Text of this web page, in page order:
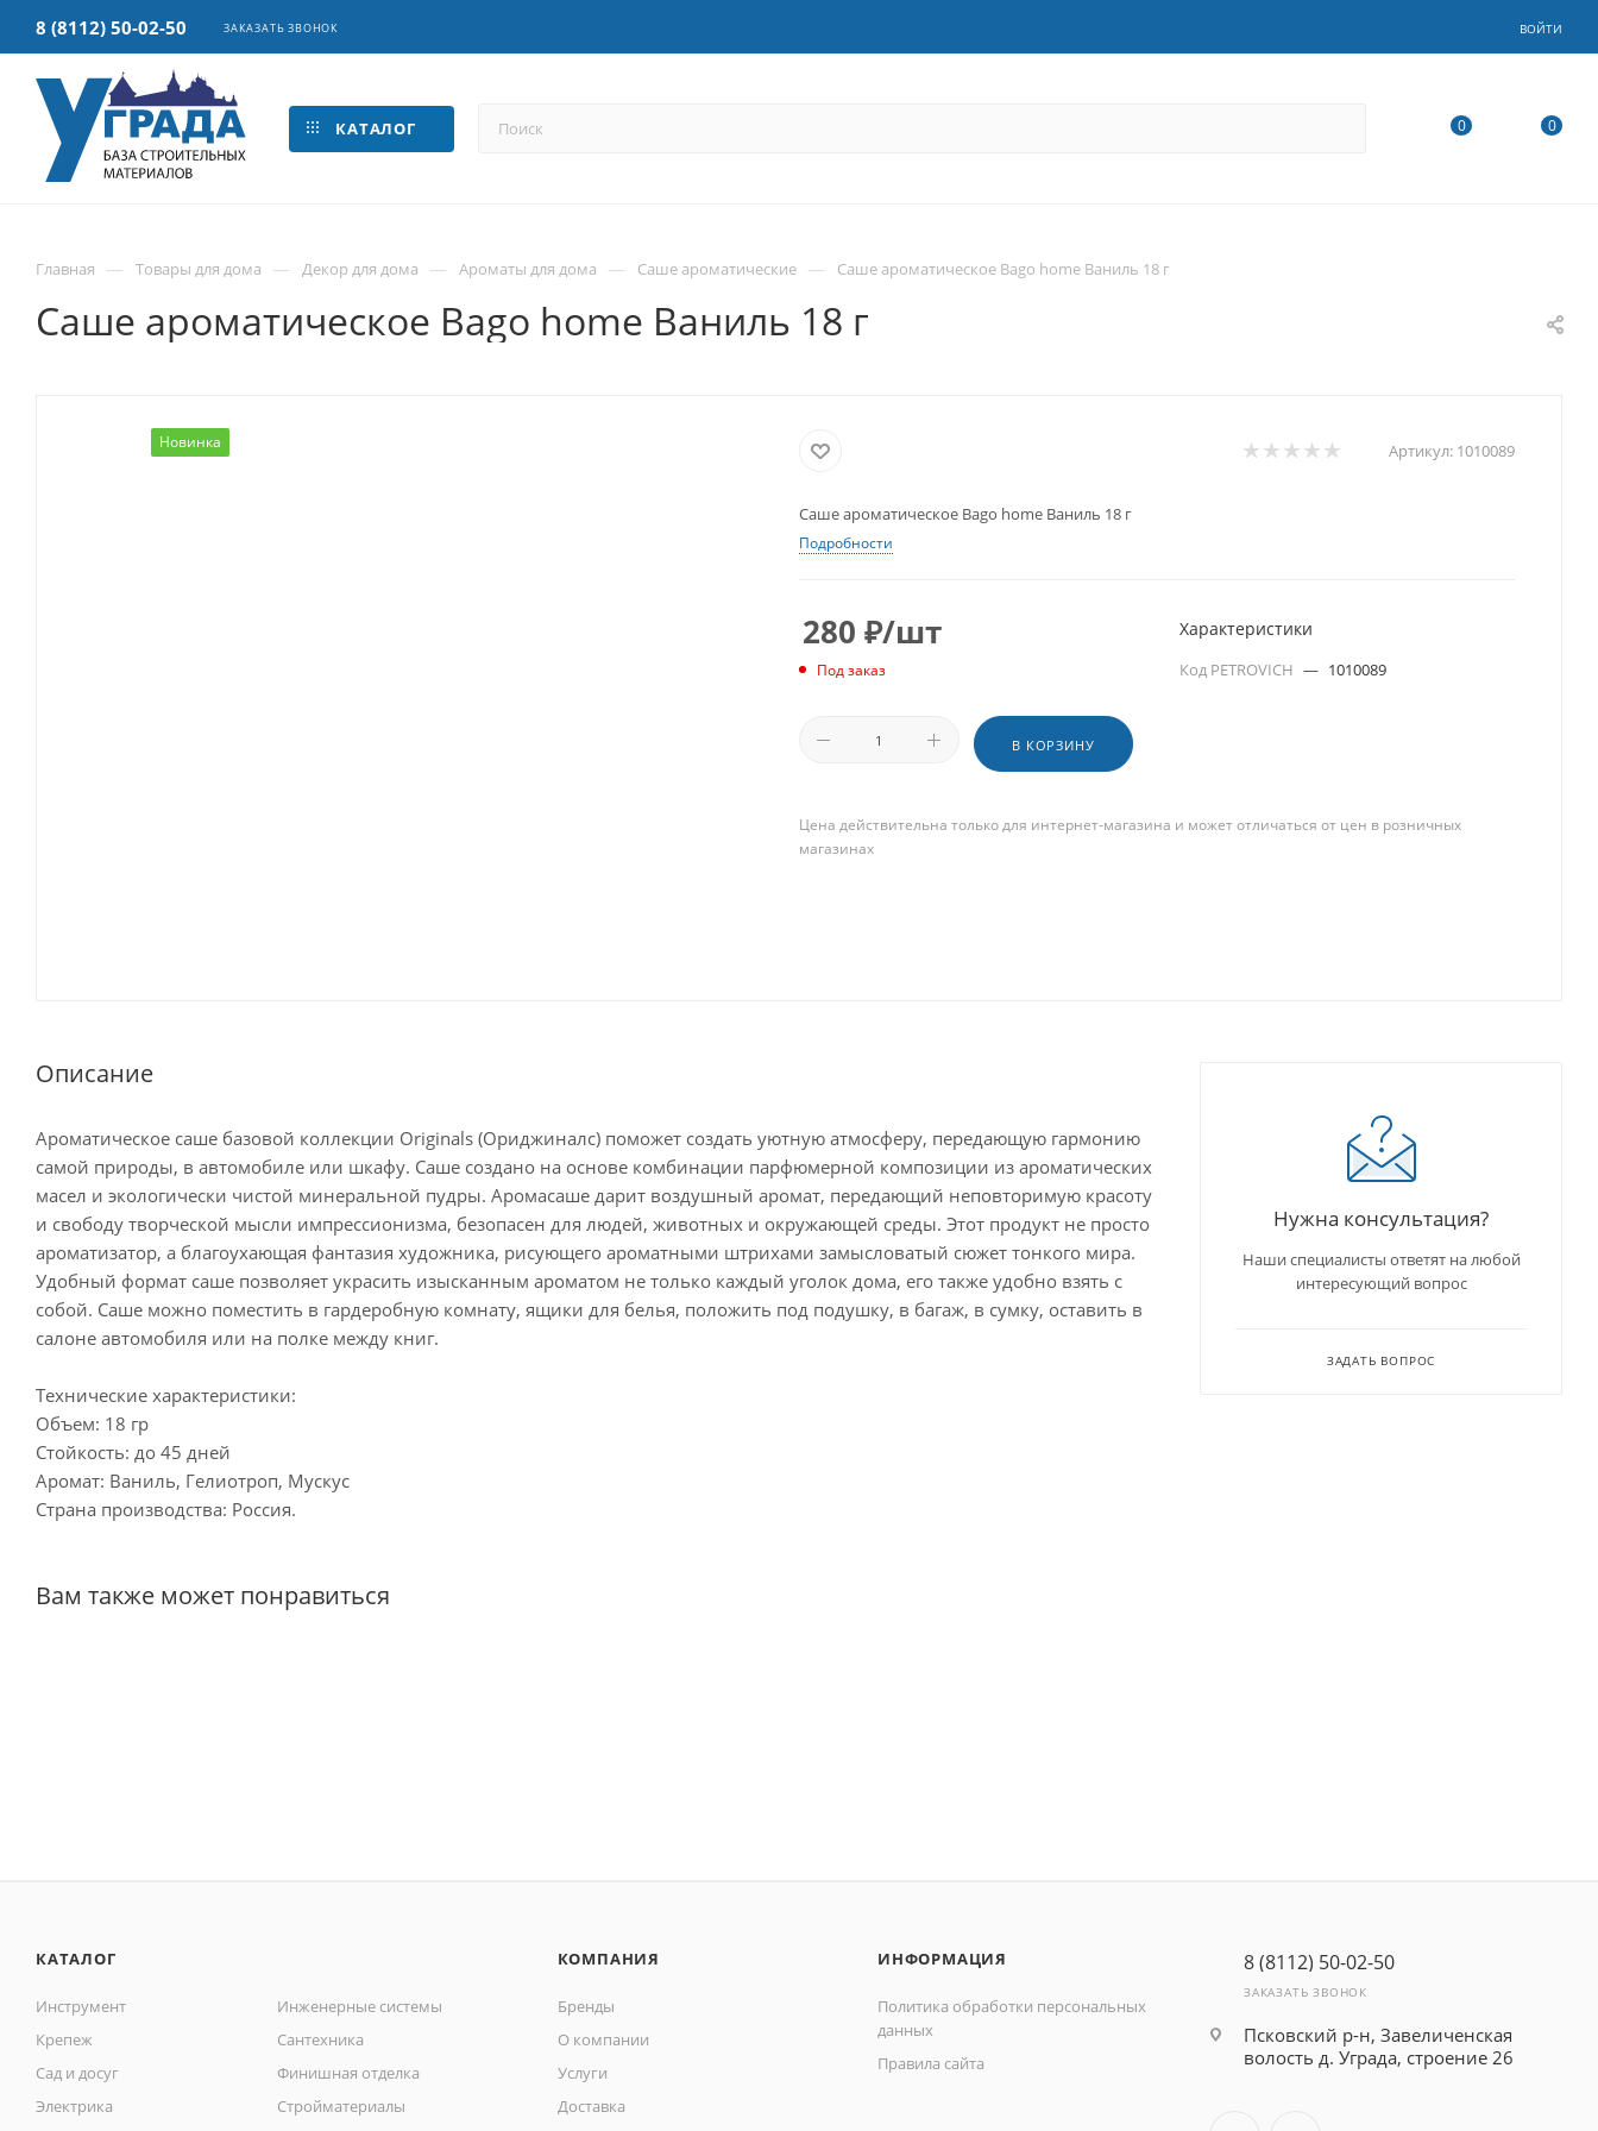
8 (8112) 50-02-50 ЗАКАЗАТЬ ЗВОНОК ВОЙТИ
КАТАЛОГ 0 0
Главная — Товары для дома — Декор для дома — Ароматы для дома — Саше ароматические — Саше ароматическое Bago home Ваниль 18 г
Саше ароматическое Bago home Ваниль 18 г
Новинка Артикул: 1010089
Саше ароматическое Bago home Ваниль 18 г
Подробности
280 ₽/шт
Под заказ
В КОРЗИНУ
Характеристики
Код PETROVICH — 1010089
Цена действительна только для интернет-магазина и может отличаться от цен в розничных
магазинах
Описание
Ароматическое саше базовой коллекции Originals (Ориджиналс) поможет создать уютную атмосферу, передающую гармонию
самой природы, в автомобиле или шкафу. Саше создано на основе комбинации парфюмерной композиции из ароматических
масел и экологически чистой минеральной пудры. Аромасаше дарит воздушный аромат, передающий неповторимую красоту
и свободу творческой мысли импрессионизма, безопасен для людей, животных и окружающей среды. Этот продукт не просто
ароматизатор, а благоухающая фантазия художника, рисующего ароматными штрихами замысловатый сюжет тонкого мира.
Удобный формат саше позволяет украсить изысканным ароматом не только каждый уголок дома, его также удобно взять с
собой. Саше можно поместить в гардеробную комнату, ящики для белья, положить под подушку, в багаж, в сумку, оставить в
салоне автомобиля или на полке между книг.
Технические характеристики:
Объем: 18 гр
Стойкость: до 45 дней
Аромат: Ваниль, Гелиотроп, Мускус
Страна производства: Россия.
Вам также может понравиться
Нужна консультация?
Наши специалисты ответят на любой
интересующий вопрос
ЗАДАТЬ ВОПРОС
КАТАЛОГ
Инструмент
Инженерные системы
Крепеж
Сантехника
Сад и досуг
Финишная отделка
Электрика
Стройматериалы
КОМПАНИЯ
Бренды
О компании
Услуги
Доставка
ИНФОРМАЦИЯ
Политика обработки персональных
данных
Правила сайта
8 (8112) 50-02-50
ЗАКАЗАТЬ ЗВОНОК
Псковский р-н, Завеличенская
волость д. Уграда, строение 26